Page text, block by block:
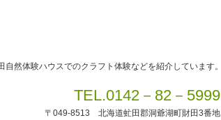
然体験ハウスでのクラフト体験などを紹介しています。
TEL.0142－82－5999
〒049-8513 北海道虻田郡洞爺湖町財田3番地